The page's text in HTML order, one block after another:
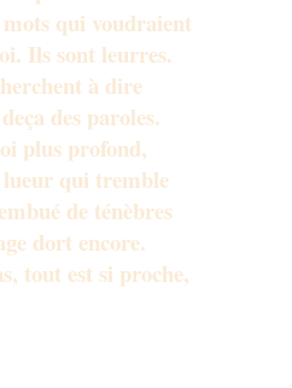
qui voudraient
Ils sont leurres.
à dire
des paroles.
plus profond,
qui tremble
de ténèbres
dort encore.
tout est si proche,